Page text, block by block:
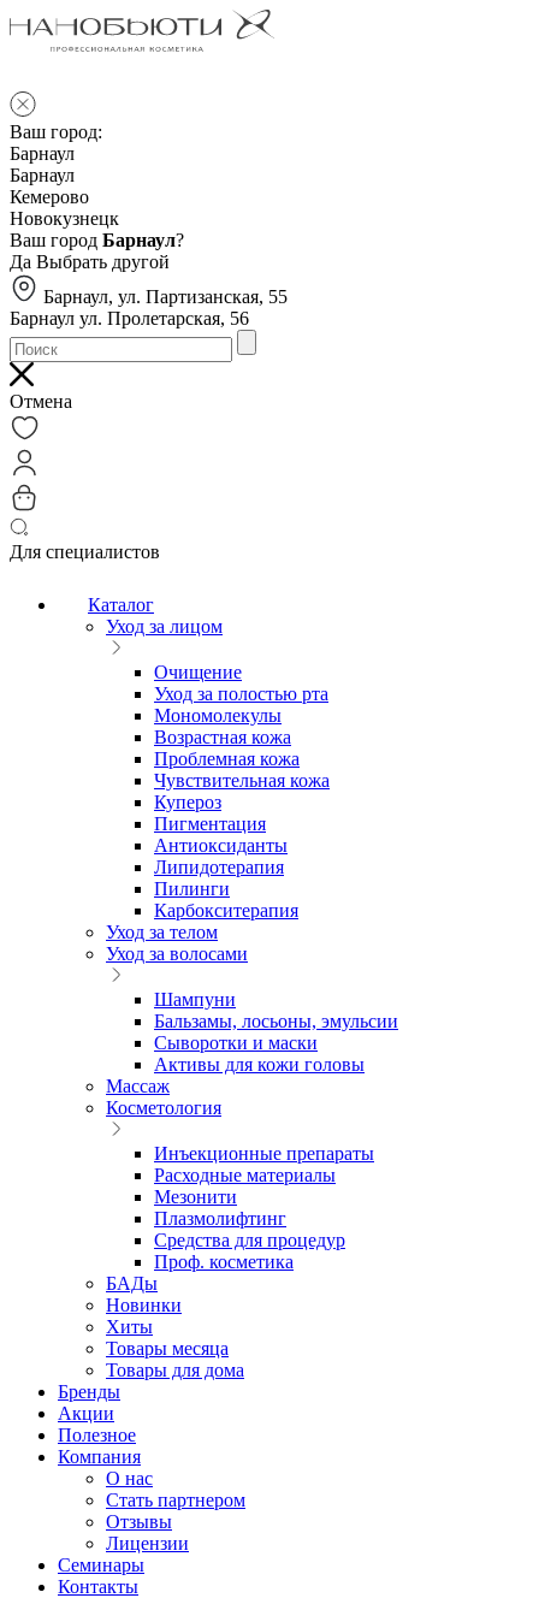
Ваш город:
Барнаул
Барнаул
Кемерово
Новокузнецк
Ваш город Барнаул?
Да Выбрать другой
Барнаул, ул. Партизанская, 55
Барнаул ул. Пролетарская, 56
Отмена
Для специалистов
Каталог
Уход за лицом
Очищение
Уход за полостью рта
Мономолекулы
Возрастная кожа
Проблемная кожа
Чувствительная кожа
Купероз
Пигментация
Антиоксиданты
Липидотерапия
Пилинги
Карбокситерапия
Уход за телом
Уход за волосами
Шампуни
Бальзамы, лосьоны, эмульсии
Сыворотки и маски
Активы для кожи головы
Массаж
Косметология
Инъекционные препараты
Расходные материалы
Мезонити
Плазмолифтинг
Средства для процедур
Проф. косметика
БАДы
Новинки
Хиты
Товары месяца
Товары для дома
Бренды
Акции
Полезное
Компания
О нас
Стать партнером
Отзывы
Лицензии
Семинары
Контакты